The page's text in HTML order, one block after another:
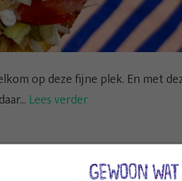
op deze fijne plek. En met
Lees verder